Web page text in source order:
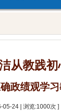
从教践初
政绩观学习
05-24 | 浏览:1000次 ]